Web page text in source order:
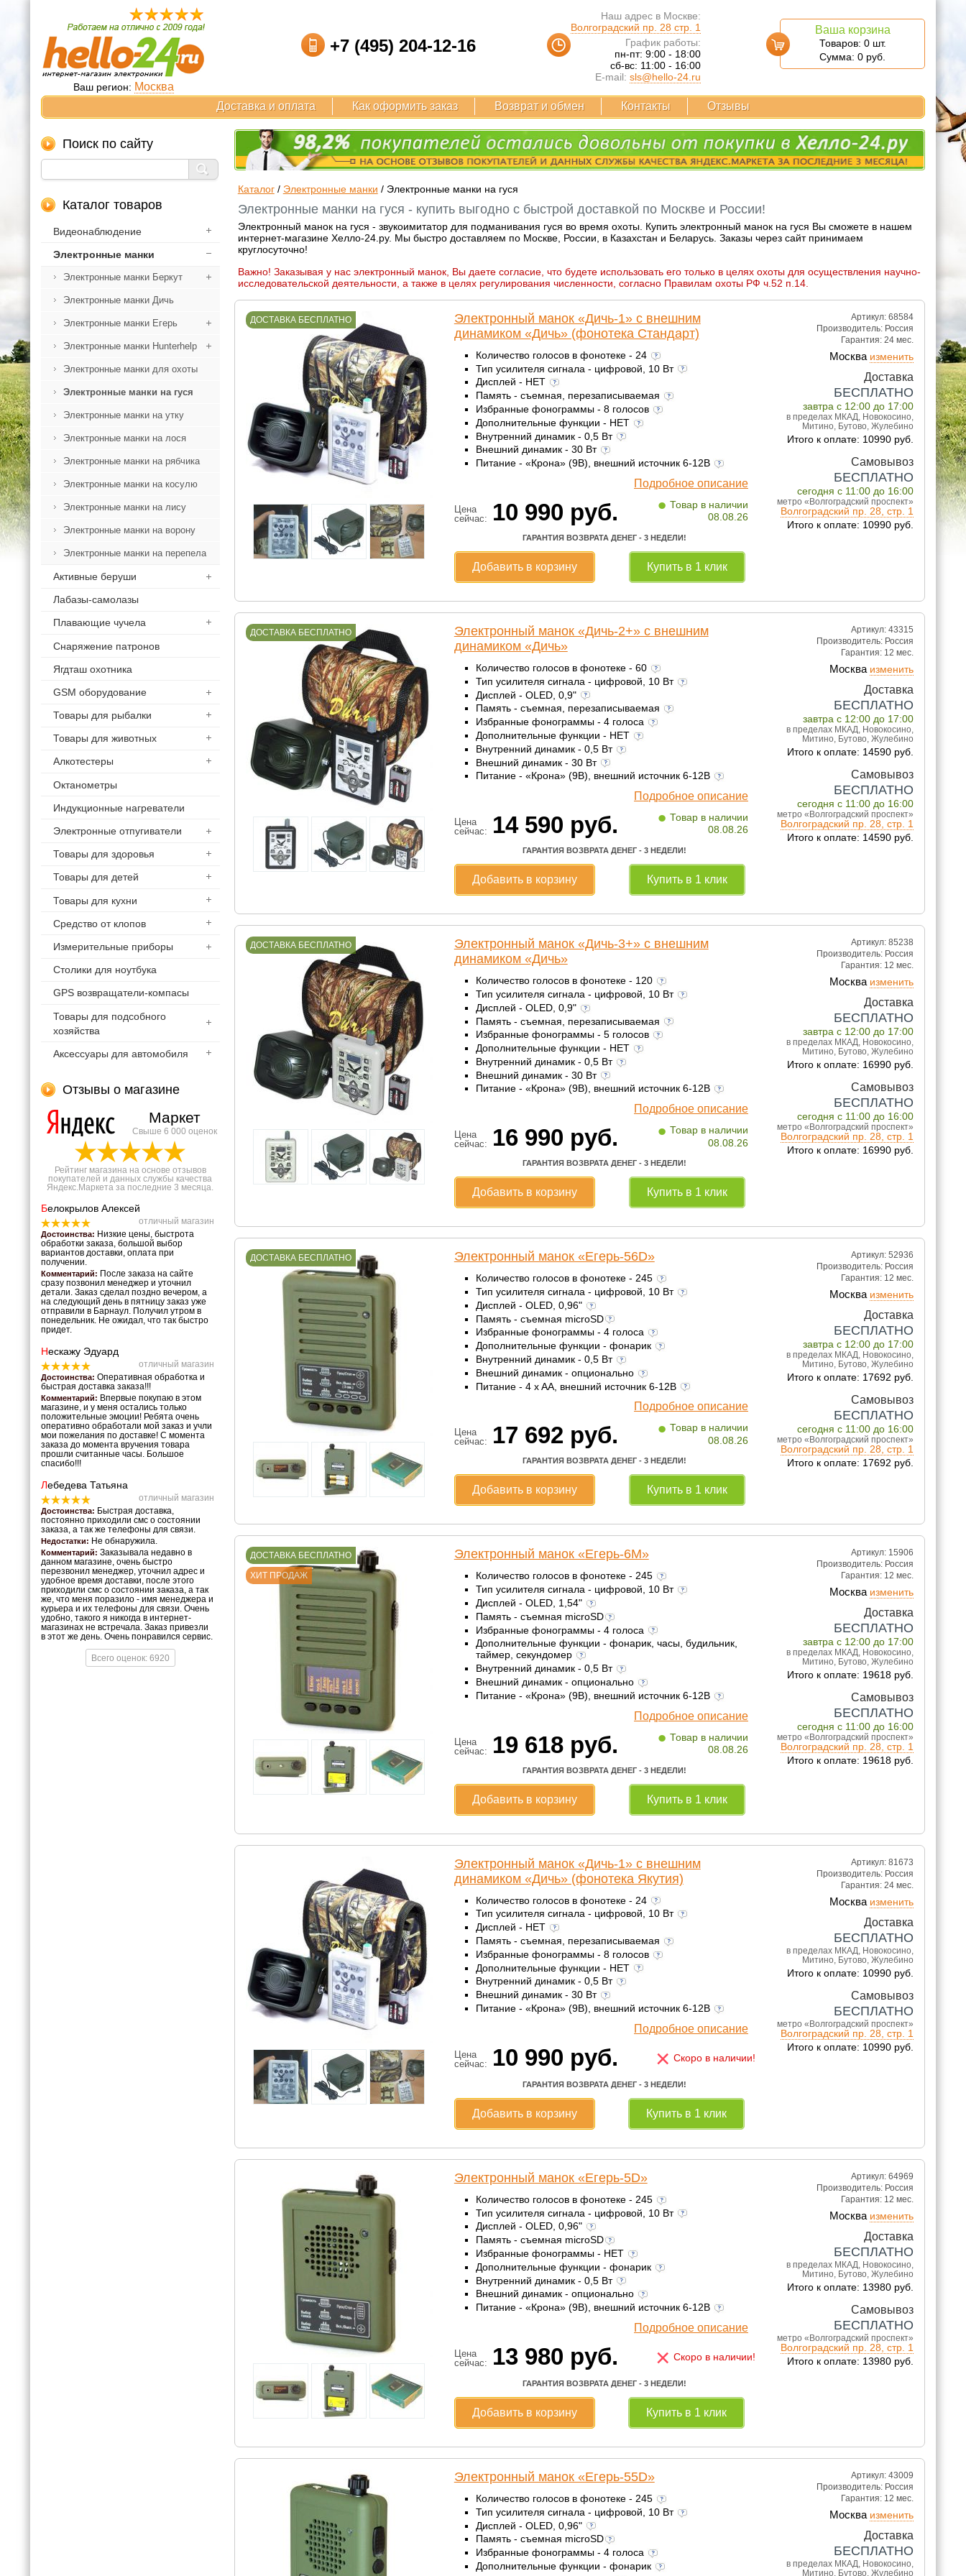
Ваш регион: Москва
+7 (495) 204-12-16
Наш адрес в Москве:
Волгоградский пр. 28 стр. 1
График работы:
пн-пт: 9:00 - 18:00
сб-вс: 11:00 - 16:00
E-mail: sls@hello-24.ru
Ваша корзина
Товаров: 0 шт.
Сумма: 0 руб.
Доставка и оплата Как оформить заказ Возврат и обмен Контакты Отзывы
Поиск по сайту
Каталог товаров
Видеонаблюдение
Электронные манки
Электронные манки Беркут
Электронные манки Дичь
Электронные манки Егерь
Электронные манки Hunterhelp
Электронные манки для охоты
Электронные манки на гуся
Электронные манки на утку
Электронные манки на лося
Электронные манки на рябчика
Электронные манки на косулю
Электронные манки на лису
Электронные манки на ворону
Электронные манки на перепела
Активные беруши
Лабазы-самолазы
Плавающие чучела
Снаряжение патронов
Ягдташ охотника
GSM оборудование
Товары для рыбалки
Товары для животных
Алкотестеры
Октанометры
Индукционные нагреватели
Электронные отпугиватели
Товары для здоровья
Товары для детей
Товары для кухни
Средство от клопов
Измерительные приборы
Столики для ноутбука
GPS возвращатели-компасы
Товары для подсобного
хозяйства
Аксессуары для автомобиля
Отзывы о магазине
Маркет
Свыше 6 000 оценок
Рейтинг магазина на основе отзывов
покупателей и данных службы качества
Яндекс.Маркета за последние 3 месяца.
Белокрылов Алексей
отличный магазин
Достоинства: Низкие цены, быстрота
обработки заказа, большой выбор
вариантов доставки, оплата при
получении.
Комментарий: После заказа на сайте
сразу позвонил менеджер и уточнил
детали. Заказ сделал поздно вечером, а
на следующий день в пятницу заказ уже
отправили в Барнаул. Получил утром в
понедельник. Не ожидал, что так быстро
придет.
Нескажу Эдуард
отличный магазин
Достоинства: Оперативная обработка и
быстрая доставка заказа!!!
Комментарий: Впервые покупаю в этом
магазине, и у меня остались только
положительные эмоции! Ребята очень
оперативно обработали мой заказ и учли
мои пожелания по доставке! С момента
заказа до момента вручения товара
прошли считанные часы. Большое
спасибо!!!
Лебедева Татьяна
отличный магазин
Достоинства: Быстрая доставка,
постоянно приходили смс о состоянии
заказа, а так же телефоны для связи.
Недостатки: Не обнаружила.
Комментарий: Заказывала недавно в
данном магазине, очень быстро
перезвонил менеджер, уточнил адрес и
удобное время доставки, после этого
приходили смс о состоянии заказа, а так
же, что меня поразило - имя менеджера и
курьера и их телефоны для связи. Очень
удобно, такого я никогда в интернет-
магазинах не встречала. Заказ привезли
в этот же день. Очень понравился сервис.
Всего оценок: 6920
Каталог/ Электронные манки / Электронные манки на гуся
Электронные манки на гуся - купить выгодно с быстрой доставкой по Москве и России!
Электронный манок на гуся - звукоимитатор для подманивания гуся во время охоты. Купить электронный манок на гуся Вы сможете в нашем
интернет-магазине Хелло-24.ру. Мы быстро доставляем по Москве, России, в Казахстан и Беларусь. Заказы через сайт принимаем
круглосуточно!
Важно! Заказывая у нас электронный манок, Вы даете согласие, что будете использовать его только в целях охоты для осуществления научно-
исследовательской деятельности, а также в целях регулирования численности, согласно Правилам охоты РФ ч.52 п.14.
ДОСТАВКА БЕСПЛАТНО
Артикул: 68584
Производитель: Россия
Гарантия: 24 мес.
Москва изменить
Доставка
БЕСПЛАТНО
завтра с 12:00 до 17:00
в пределах МКАД, Новокосино,
Митино, Бутово, Жулебино
Итого к оплате: 10990 руб.
Самовывоз
БЕСПЛАТНО
сегодня с 11:00 до 16:00
метро «Волгоградский проспект»
Волгоградский пр. 28, стр. 1
Итого к оплате: 10990 руб.
Электронный манок «Дичь-1» с внешним
динамиком «Дичь» (фонотека Стандарт)
Количество голосов в фонотеке - 24
Тип усилителя сигнала - цифровой, 10 Вт
Дисплей - НЕТ
Память - съемная, перезаписываемая
Избранные фонограммы - 8 голосов
Дополнительные функции - НЕТ
Внутренний динамик - 0,5 Вт
Внешний динамик - 30 Вт
Питание - «Крона» (9В), внешний источник 6-12В
Подробное описание
Цена
сейчас:
10 990 руб. • Товар в наличии
08.08.26
ГАРАНТИЯ ВОЗВРАТА ДЕНЕГ - 3 НЕДЕЛИ!
Добавить в корзину Купить в 1 клик
ДОСТАВКА БЕСПЛАТНО
Артикул: 43315
Производитель: Россия
Гарантия: 12 мес.
Москва изменить
Доставка
БЕСПЛАТНО
завтра с 12:00 до 17:00
в пределах МКАД, Новокосино,
Митино, Бутово, Жулебино
Итого к оплате: 14590 руб.
Самовывоз
БЕСПЛАТНО
сегодня с 11:00 до 16:00
метро «Волгоградский проспект»
Волгоградский пр. 28, стр. 1
Итого к оплате: 14590 руб.
Электронный манок «Дичь-2+» с внешним
динамиком «Дичь»
Количество голосов в фонотеке - 60
Тип усилителя сигнала - цифровой, 10 Вт
Дисплей - OLED, 0,9"
Память - съемная, перезаписываемая
Избранные фонограммы - 4 голоса
Дополнительные функции - НЕТ
Внутренний динамик - 0,5 Вт
Внешний динамик - 30 Вт
Питание - «Крона» (9В), внешний источник 6-12В
Подробное описание
Цена
сейчас:
14 590 руб. • Товар в наличии
08.08.26
ГАРАНТИЯ ВОЗВРАТА ДЕНЕГ - 3 НЕДЕЛИ!
Добавить в корзину Купить в 1 клик
ДОСТАВКА БЕСПЛАТНО
Артикул: 85238
Производитель: Россия
Гарантия: 12 мес.
Москва изменить
Доставка
БЕСПЛАТНО
завтра с 12:00 до 17:00
в пределах МКАД, Новокосино,
Митино, Бутово, Жулебино
Итого к оплате: 16990 руб.
Самовывоз
БЕСПЛАТНО
сегодня с 11:00 до 16:00
метро «Волгоградский проспект»
Волгоградский пр. 28, стр. 1
Итого к оплате: 16990 руб.
Электронный манок «Дичь-3+» с внешним
динамиком «Дичь»
Количество голосов в фонотеке - 120
Тип усилителя сигнала - цифровой, 10 Вт
Дисплей - OLED, 0,9"
Память - съемная, перезаписываемая
Избранные фонограммы - 5 голосов
Дополнительные функции - НЕТ
Внутренний динамик - 0,5 Вт
Внешний динамик - 30 Вт
Питание - «Крона» (9В), внешний источник 6-12В
Подробное описание
Цена
сейчас:
16 990 руб. • Товар в наличии
08.08.26
ГАРАНТИЯ ВОЗВРАТА ДЕНЕГ - 3 НЕДЕЛИ!
Добавить в корзину Купить в 1 клик
ДОСТАВКА БЕСПЛАТНО
Артикул: 52936
Производитель: Россия
Гарантия: 12 мес.
Москва изменить
Доставка
БЕСПЛАТНО
завтра с 12:00 до 17:00
в пределах МКАД, Новокосино,
Митино, Бутово, Жулебино
Итого к оплате: 17692 руб.
Самовывоз
БЕСПЛАТНО
сегодня с 11:00 до 16:00
метро «Волгоградский проспект»
Волгоградский пр. 28, стр. 1
Итого к оплате: 17692 руб.
Электронный манок «Егерь-56D»
Количество голосов в фонотеке - 245
Тип усилителя сигнала - цифровой, 10 Вт
Дисплей - OLED, 0,96"
Память - съемная microSD
Избранные фонограммы - 4 голоса
Дополнительные функции - фонарик
Внутренний динамик - 0,5 Вт
Внешний динамик - опционально
Питание - 4 x AА, внешний источник 6-12В
Подробное описание
Цена
сейчас:
17 692 руб. • Товар в наличии
08.08.26
ГАРАНТИЯ ВОЗВРАТА ДЕНЕГ - 3 НЕДЕЛИ!
Добавить в корзину Купить в 1 клик
ДОСТАВКА БЕСПЛАТНО
ХИТ ПРОДАЖ
Артикул: 15906
Производитель: Россия
Гарантия: 12 мес.
Москва изменить
Доставка
БЕСПЛАТНО
завтра с 12:00 до 17:00
в пределах МКАД, Новокосино,
Митино, Бутово, Жулебино
Итого к оплате: 19618 руб.
Самовывоз
БЕСПЛАТНО
сегодня с 11:00 до 16:00
метро «Волгоградский проспект»
Волгоградский пр. 28, стр. 1
Итого к оплате: 19618 руб.
Электронный манок «Егерь-6М»
Количество голосов в фонотеке - 245
Тип усилителя сигнала - цифровой, 10 Вт
Дисплей - OLED, 1,54"
Память - съемная microSD
Избранные фонограммы - 4 голоса
Дополнительные функции - фонарик, часы, будильник,
таймер, секундомер
Внутренний динамик - 0,5 Вт
Внешний динамик - опционально
Питание - «Крона» (9В), внешний источник 6-12В
Подробное описание
Цена
сейчас:
19 618руб. • Товар в наличии
08.08.26
ГАРАНТИЯ ВОЗВРАТА ДЕНЕГ - 3 НЕДЕЛИ!
Добавить в корзину Купить в 1 клик
Артикул: 81673
Производитель: Россия
Гарантия: 24 мес.
Москва изменить
Доставка
БЕСПЛАТНО
в пределах МКАД, Новокосино,
Митино, Бутово, Жулебино
Итого к оплате: 10990 руб.
Самовывоз
БЕСПЛАТНО
метро «Волгоградский проспект»
Волгоградский пр. 28, стр. 1
Итого к оплате: 10990 руб.
Электронный манок «Дичь-1» с внешним
динамиком «Дичь» (фонотека Якутия)
Количество голосов в фонотеке - 24
Тип усилителя сигнала - цифровой, 10 Вт
Дисплей - НЕТ
Память - съемная, перезаписываемая
Избранные фонограммы - 8 голосов
Дополнительные функции - НЕТ
Внутренний динамик - 0,5 Вт
Внешний динамик - 30 Вт
Питание - «Крона» (9В), внешний источник 6-12В
Подробное описание
Цена
сейчас:
10 990 руб. × Скоро в наличии!
ГАРАНТИЯ ВОЗВРАТА ДЕНЕГ - 3 НЕДЕЛИ!
Добавить в корзину Купить в 1 клик
Артикул: 64969
Производитель: Россия
Гарантия: 12 мес.
Москва изменить
Доставка
БЕСПЛАТНО
в пределах МКАД, Новокосино,
Митино, Бутово, Жулебино
Итого к оплате: 13980 руб.
Самовывоз
БЕСПЛАТНО
метро «Волгоградский проспект»
Волгоградский пр. 28, стр. 1
Итого к оплате: 13980 руб.
Электронный манок «Егерь-5D»
Количество голосов в фонотеке - 245
Тип усилителя сигнала - цифровой, 10 Вт
Дисплей - OLED, 0,96"
Память - съемная microSD
Избранные фонограммы - НЕТ
Дополнительные функции - фонарик
Внутренний динамик - 0,5 Вт
Внешний динамик - опционально
Питание - «Крона» (9В), внешний источник 6-12В
Подробное описание
Цена
сейчас:
13 980 руб. × Скоро в наличии!
ГАРАНТИЯ ВОЗВРАТА ДЕНЕГ - 3 НЕДЕЛИ!
Добавить в корзину Купить в 1 клик
Артикул: 43009
Производитель: Россия
Гарантия: 12 мес.
Москва изменить
Доставка
БЕСПЛАТНО
в пределах МКАД, Новокосино,
Митино, Бутово, Жулебино
Электронный манок «Егерь-55D»
Количество голосов в фонотеке - 245
Тип усилителя сигнала - цифровой, 10 Вт
Дисплей - OLED, 0,96"
Память - съемная microSD
Избранные фонограммы - 4 голоса
Дополнительные функции - фонарик